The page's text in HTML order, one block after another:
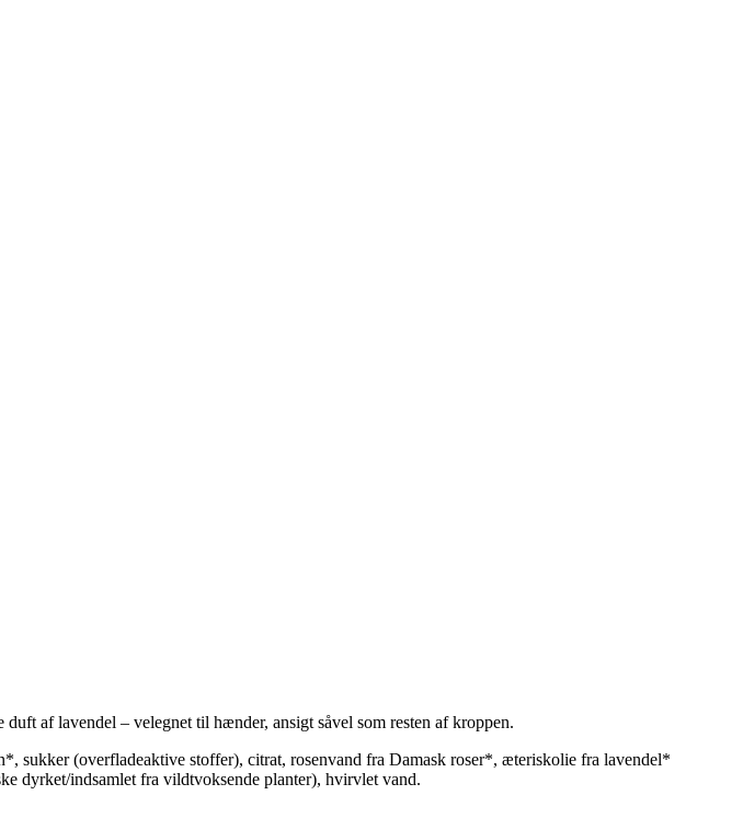
af lavendel – velegnet til hænder, ansigt såvel som resten af kroppen.
sukker (overfladeaktive stoffer), citrat, rosenvand fra Damask roser*, æteriskolie fra lavendel*
dyrket/indsamlet fra vildtvoksende planter), hvirvlet vand.